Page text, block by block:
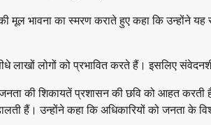
मूल भावना का स्मरण कराते हुए कहा कि उन्होंने
लाखों लोगों को प्रभावित करते हैं। इसलिए
की शिकायतें प्रशासन की छवि को आहत
हैं। उन्होंने कहा कि अधिकारियों को जनता के